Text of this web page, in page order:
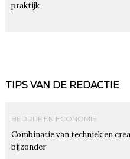
praktijk
TIPS VAN DE REDACTIE
BEDRIJF EN ECONOMIE
Combinatie van techniek en
bijzonder